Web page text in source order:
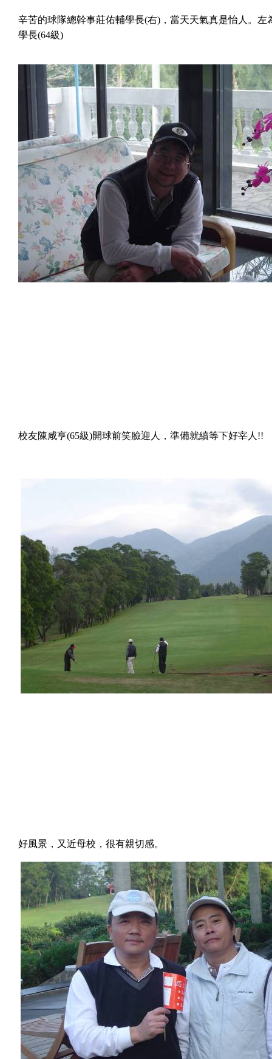
辛苦的球隊總幹事莊佑輔學長(右) ，當天天氣真是怡人。左
學長(64級)
校友陳咸亨(65級)開球前笑臉迎人，準備就續等下好宰人 !!
好風景，又近母校，很有親切感。